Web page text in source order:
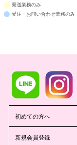
発送業務のみ
受注・お問い合わせ業務のみ
初めての方へ
新規会員登録